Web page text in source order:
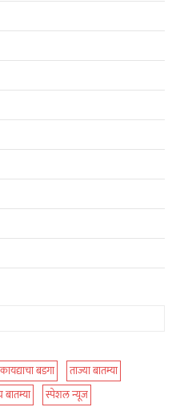
कायद्याचा बडगा
ताज्या बातम्या
स्पेशल न्यूज